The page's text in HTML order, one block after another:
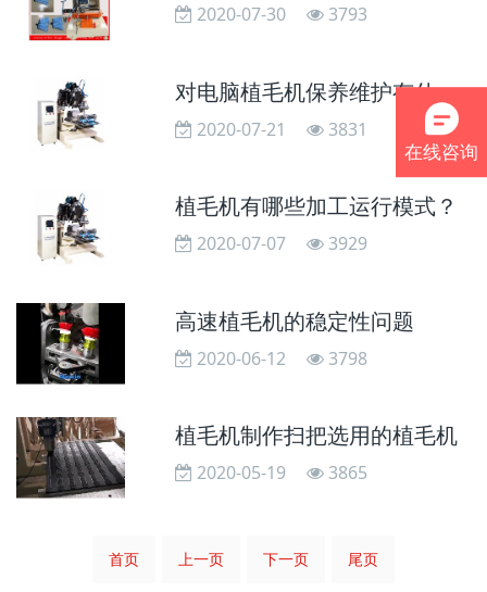
2020-07-30 3793
对电脑植毛机保养维护有什么需要注意的？
2020-07-21 3831
植毛机有哪些加工运行模式？
2020-07-07 3929
高速植毛机的稳定性问题
2020-06-12 3798
植毛机制作扫把选用的植毛机
2020-05-19 3865
首页 上一页 下一页 尾页
在线咨询